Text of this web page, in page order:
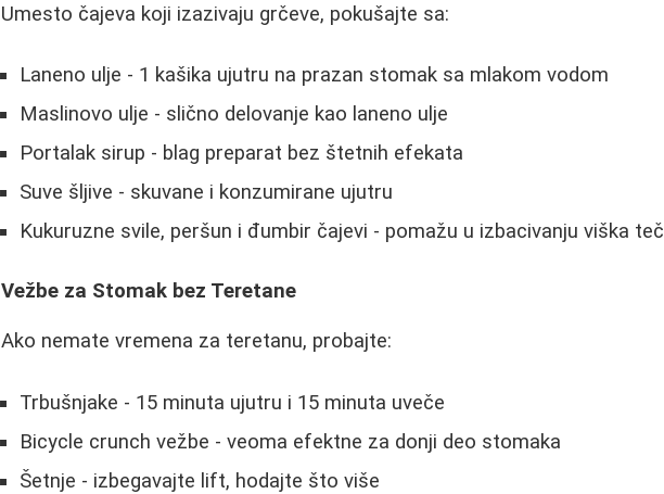
Umesto čajeva koji izazivaju grčeve, pokušajte sa:
Laneno ulje - 1 kašika ujutru na prazan stomak sa mlakom vodom
Maslinovo ulje - slično delovanje kao laneno ulje
Portalak sirup - blag preparat bez štetnih efekata
Suve šljive - skuvane i konzumirane ujutru
Kukuruzne svile, peršun i đumbir čajevi - pomažu u izbacivanju viška
Vežbe za Stomak bez Teretane
Ako nemate vremena za teretanu, probajte:
Trbušnjake - 15 minuta ujutru i 15 minuta uveče
Bicycle crunch vežbe - veoma efektne za donji deo stomaka
Šetnje - izbegavajte lift, hodajte što više